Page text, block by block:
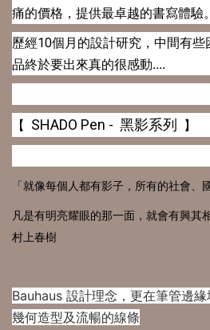
痛的價格， 提供最卓越的書寫體驗。
歷經10個月的設計研究，中間有些
品終於要出來真的很感動....
【 SHADO Pen - 黑影系列 】
「就像每個人都有影子，所有的社會、
凡是有明亮耀眼的那一面，就會有興其
村上春樹
Bauhaus 設計理念，更在筆管邊
幾何造型及流暢的線條